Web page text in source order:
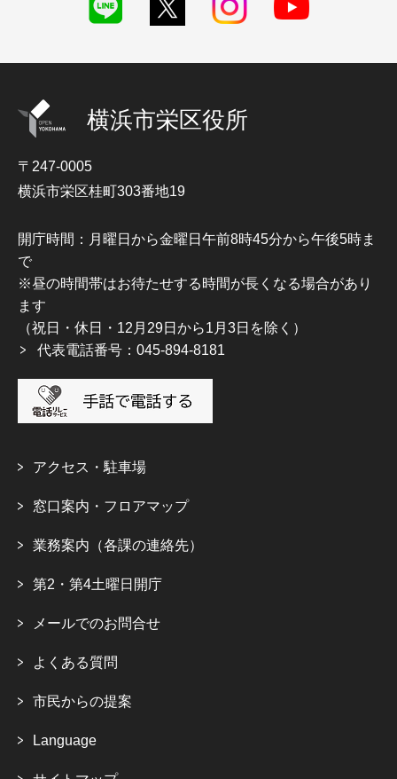
横浜市栄区役所
〒247-0005
横浜市栄区桂町303番地19
開庁時間：月曜日から金曜日午前8時45分から午後5時ま
で
※昼の時間帯はお待たせする時間が長くなる場合があり
ます
（祝日・休日・12月29日から1月3日を除く）
代表電話番号：045-894-8181
アクセス・駐車場
窓口案内・フロアマップ
業務案内（各課の連絡先）
第2・第4土曜日開庁
メールでのお問合せ
よくある質問
市民からの提案
Language